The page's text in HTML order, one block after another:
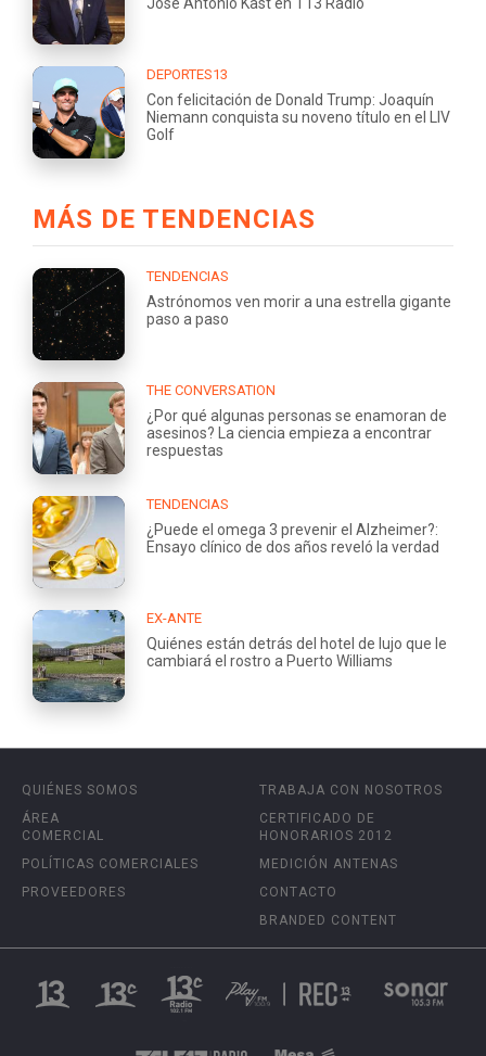
DEPORTES13
Con felicitación de Donald Trump: Joaquín
Niemann conquista su noveno título en el LIV
Golf
MÁS DE TENDENCIAS
TENDENCIAS
Astrónomos ven morir a una estrella gigante
paso a paso
THE CONVERSATION
¿Por qué algunas personas se enamoran de
asesinos? La ciencia empieza a encontrar
respuestas
TENDENCIAS
¿Puede el omega 3 prevenir el Alzheimer?:
Ensayo clínico de dos años reveló la verdad
EX-ANTE
Quiénes están detrás del hotel de lujo que le
cambiará el rostro a Puerto Williams
QUIÉNES SOMOS
ÁREA
COMERCIAL
POLÍTICAS COMERCIALES
PROVEEDORES
TRABAJA CON NOSOTROS
CERTIFICADO DE
HONORARIOS 2012
MEDICIÓN ANTENAS
CONTACTO
BRANDED CONTENT